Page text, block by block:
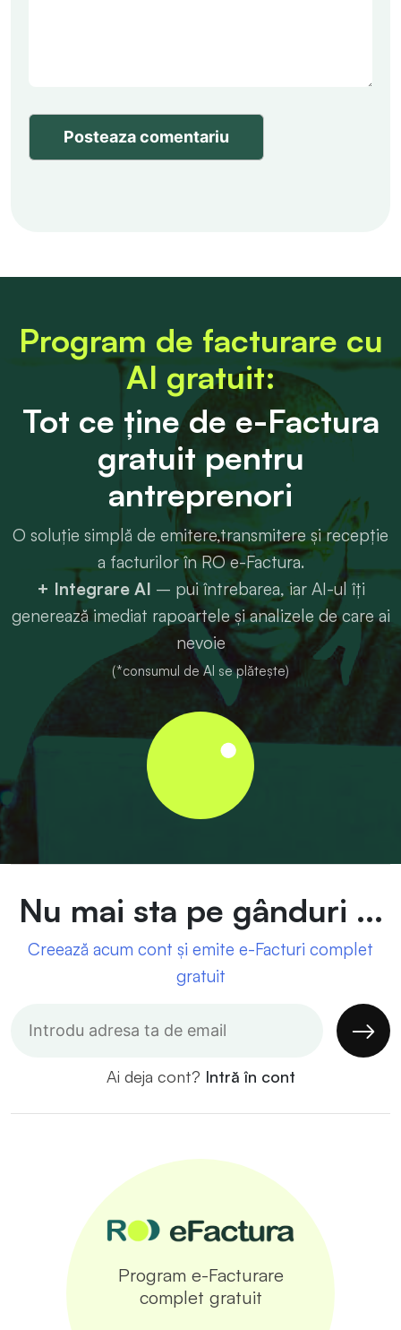
Posteaza comentariu
Program de facturare cu
AI gratuit:
Tot ce ține de e-Factura
gratuit pentru
antreprenori
O soluție simplă de emitere,transmitere și recepție
a facturilor în RO e-Factura.
+ Integrare AI – pui întrebarea, iar AI-ul îți
generează imediat rapoartele și analizele de care ai
nevoie
(*consumul de AI se plătește)
Nu mai sta pe gânduri ...
Creează acum cont și emite e-Facturi complet
gratuit
Ai deja cont? Intră în cont
Program e-Facturare
complet gratuit